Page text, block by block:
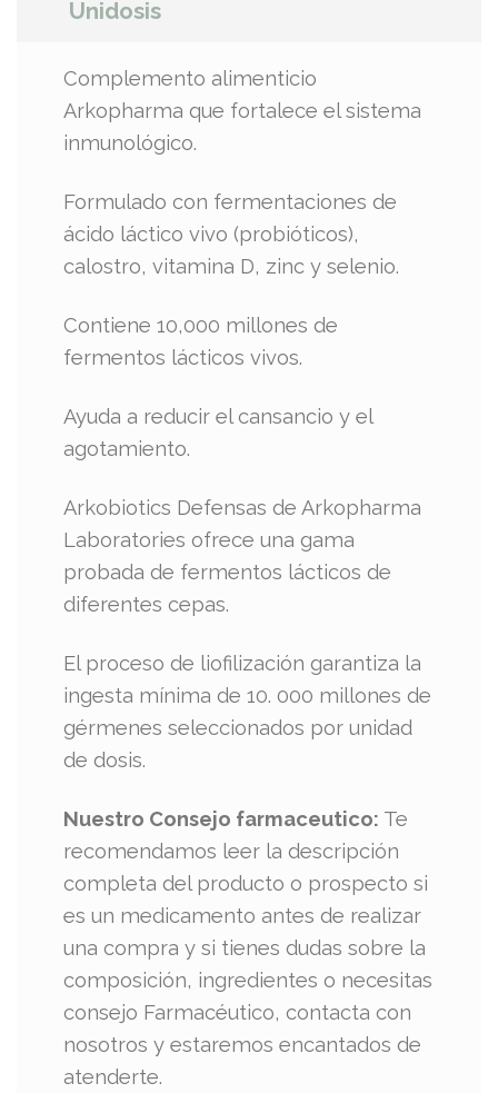
Unidosis
Complemento alimenticio
Arkopharma que fortalece el sistema
inmunológico.
Formulado con fermentaciones de
ácido láctico vivo (probióticos),
calostro, vitamina D, zinc y selenio.
Contiene 10,000 millones de
fermentos lácticos vivos.
Ayuda a reducir el cansancio y el
agotamiento.
Arkobiotics Defensas de Arkopharma
Laboratories ofrece una gama
probada de fermentos lácticos de
diferentes cepas.
El proceso de liofilización garantiza la
ingesta mínima de 10. 000 millones de
gérmenes seleccionados por unidad
de dosis.
Nuestro Consejo farmaceutico: Te
recomendamos leer la descripción
completa del producto o prospecto si
es un medicamento antes de realizar
una compra y si tienes dudas sobre la
composición, ingredientes o necesitas
consejo Farmacéutico, contacta con
nosotros y estaremos encantados de
atenderte.